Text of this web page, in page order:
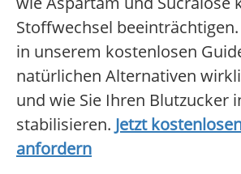
Stoffwechsel
in unserem kostenlosen
natürlichen Alternativen
und wie Sie Ihren Blutzucker
stabilisieren. Jetzt
anfordern